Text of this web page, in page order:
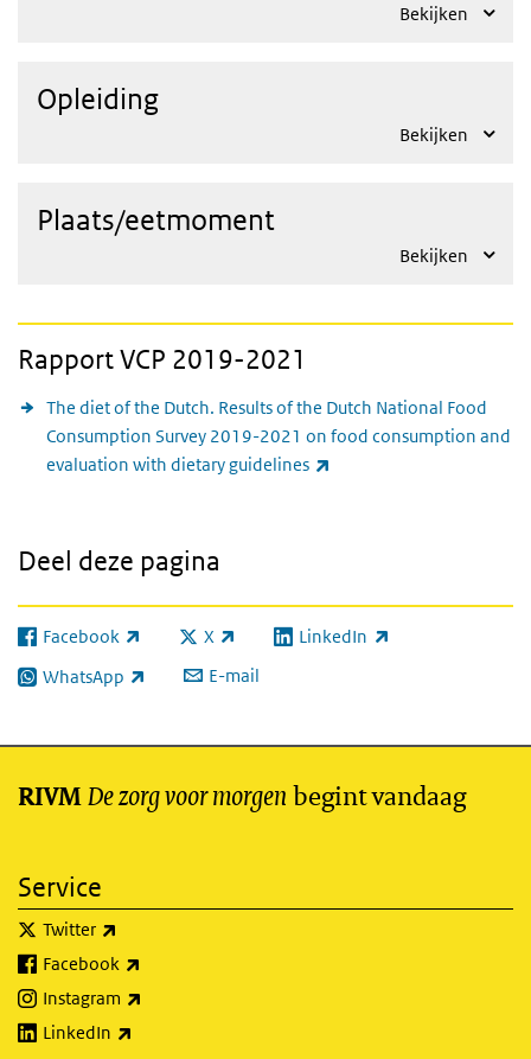
Bekijken
Opleiding
Bekijken
Plaats/eetmoment
Bekijken
Rapport VCP 2019-2021
The diet of the Dutch. Results of the Dutch National Food
Consumption Survey 2019-2021 on food consumption and
evaluation with dietary guidelines
Deel deze pagina
Facebook
(externe link) X
(externe link) LinkedIn
(externe link)
WhatsApp
(externe link) E-mail
RIVM De zorg voor morgen begint vandaag
Service
Twitter
Facebook
Instagram
LinkedIn